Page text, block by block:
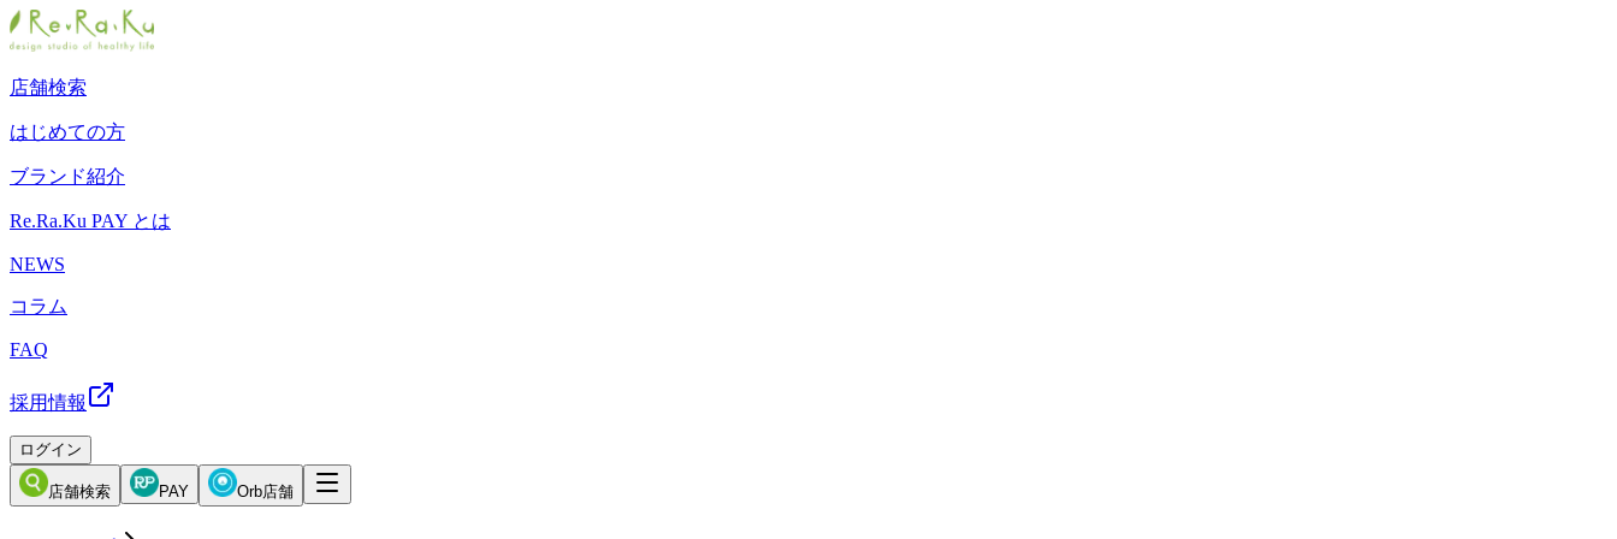
店舗検索
はじめての方
ブランド紹介
Re.Ra.Ku PAY とは
NEWS
コラム
FAQ
採用情報
ログイン
店舗検索 PAY Orb店舗